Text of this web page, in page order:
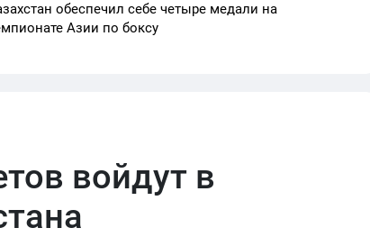
обеспечил себе четыре медали на
Азии по боксу
войдут в